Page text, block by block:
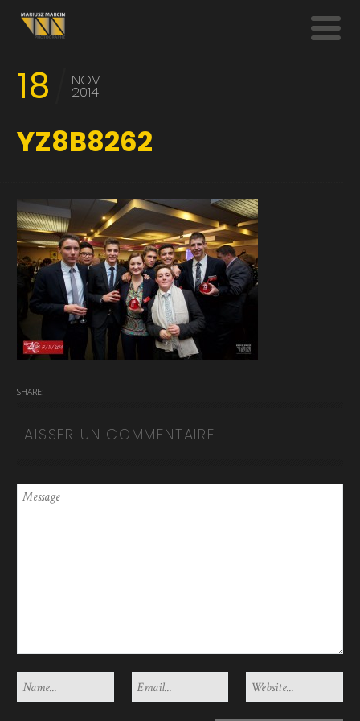
18 NOV
2014
YZ8B8262
SHARE:
LAISSER UN COMMENTAIRE